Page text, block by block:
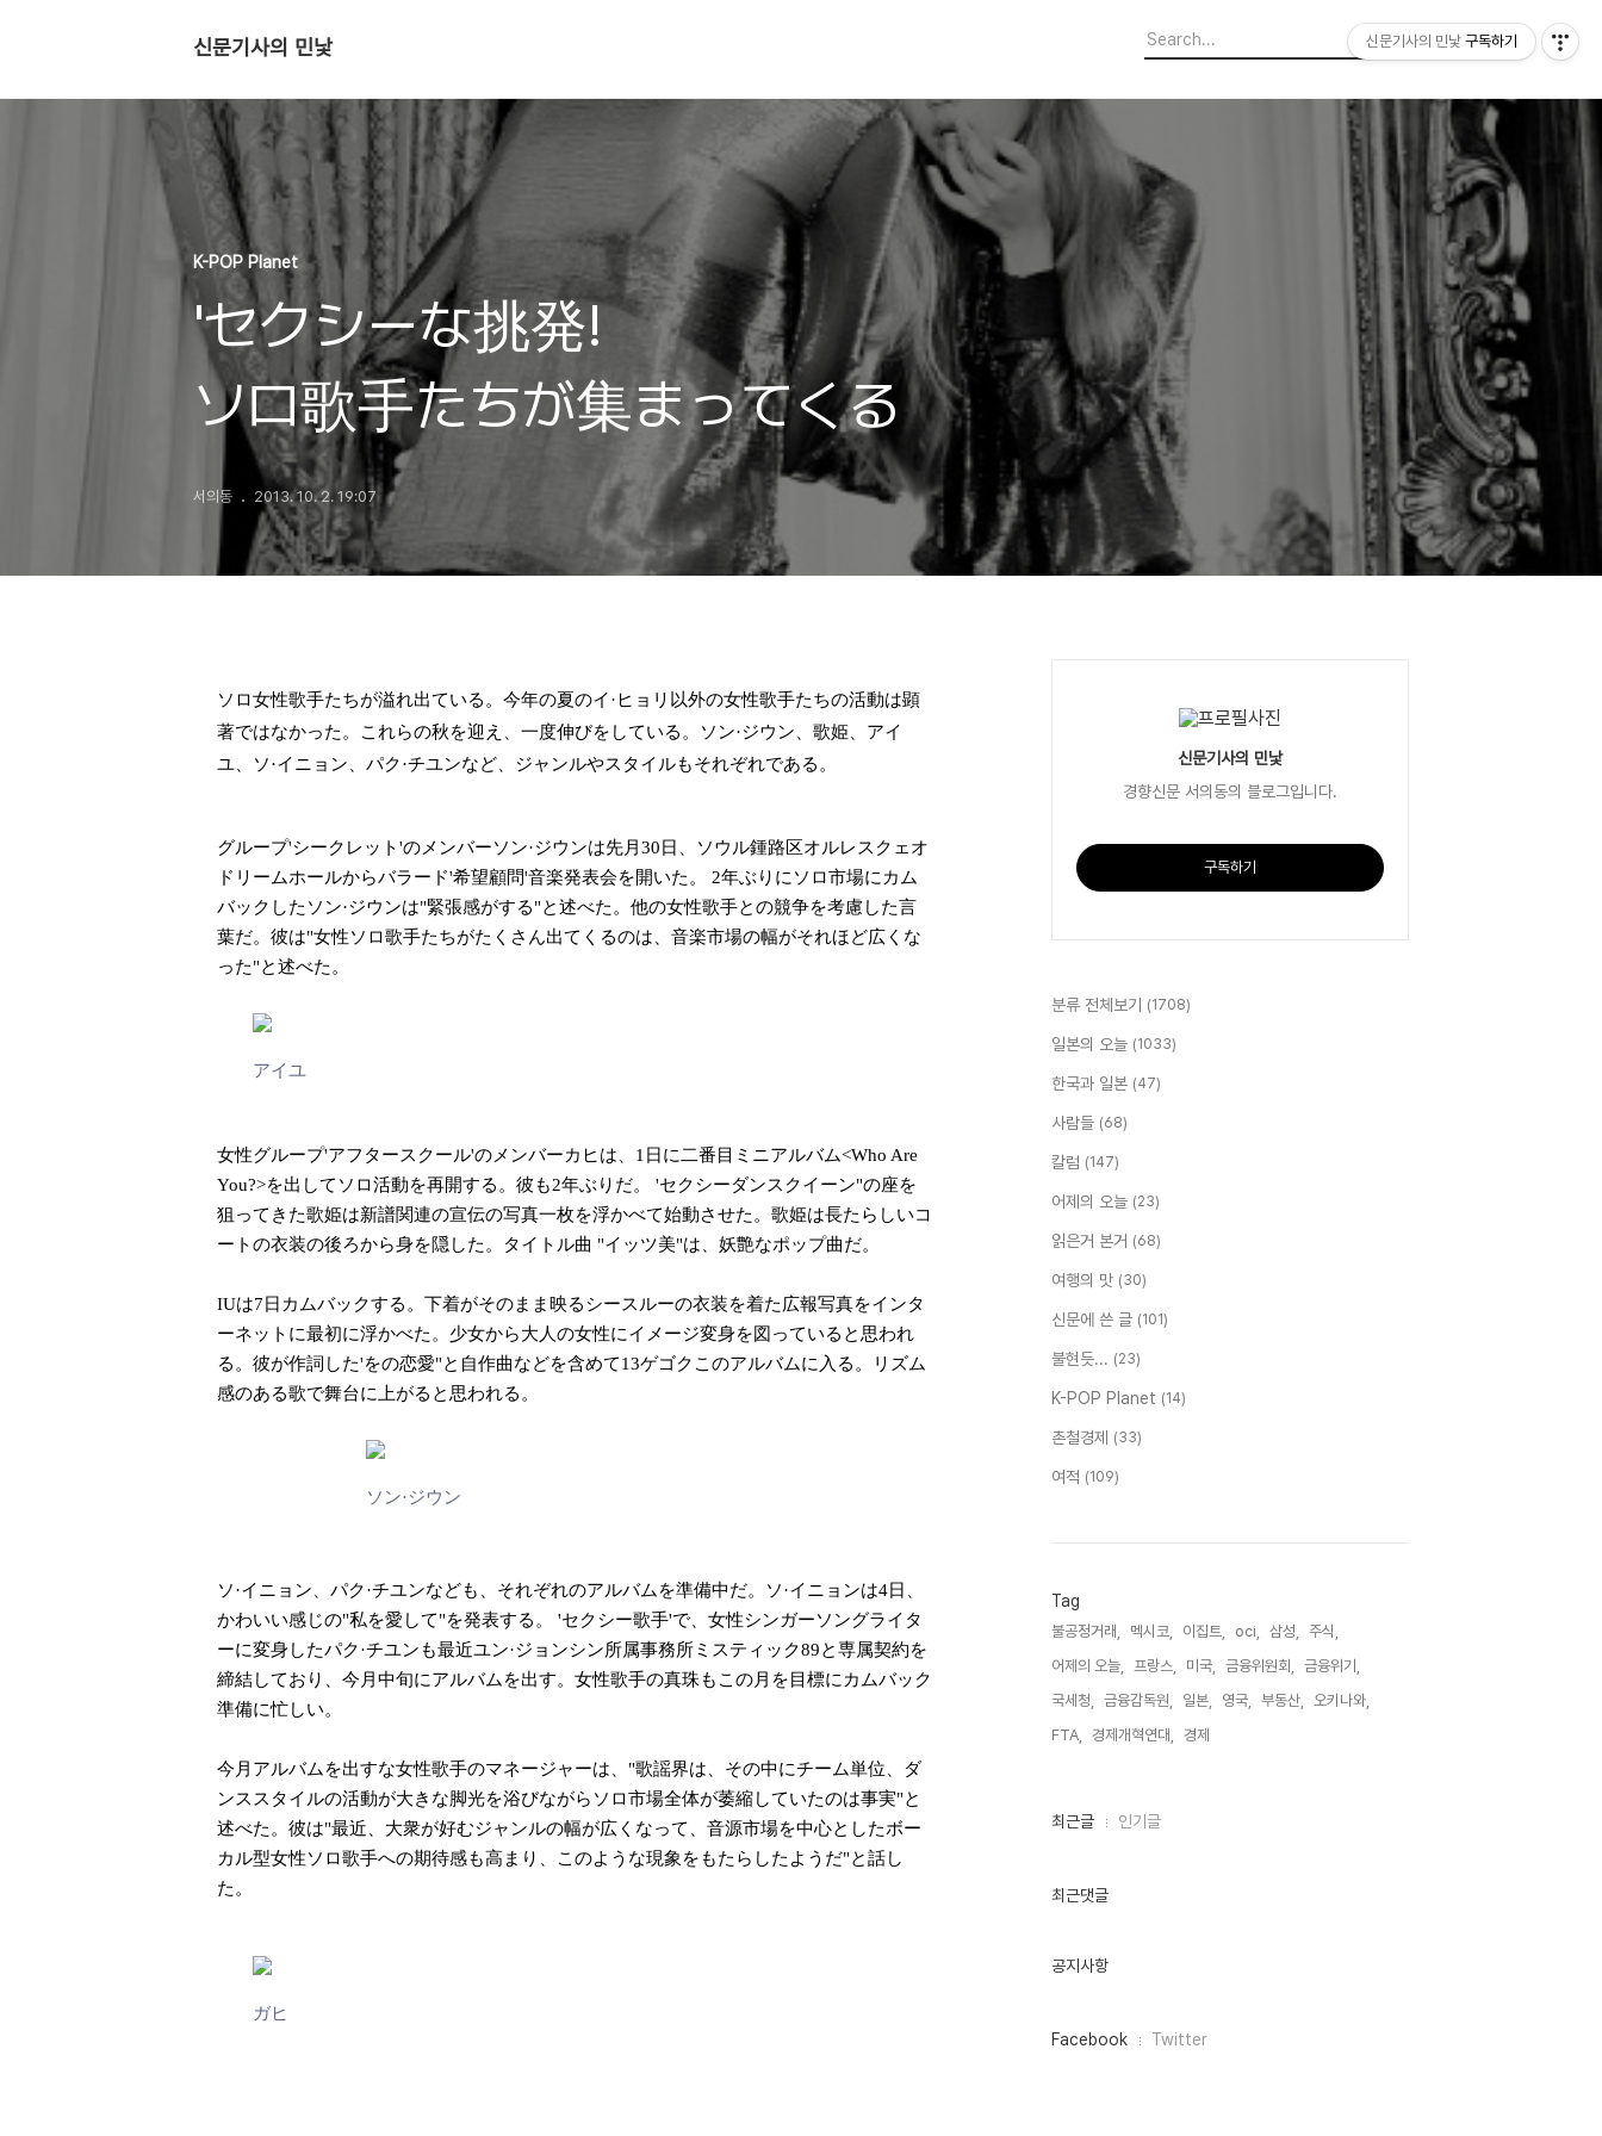
신문기사의 민낯
K-POP Planet
'セクシーな挑発!
ソロ歌手たちが集まってくる
서의동 2013. 10. 2. 19:07
ソロ女性歌手たちが溢れ出ている。今年の夏のイ·ヒョリ以外の女性歌手たちの活動は顕
著ではなかった。これらの秋を迎え、一度伸びをしている。ソン·ジウン、歌姫、アイ
ユ、ソ·イニョン、パク·チユンなど、ジャンルやスタイルもそれぞれである。
グループ'シークレット'のメンバーソン·ジウンは先月30日、ソウル鍾路区オルレスクェオ
ドリームホールからバラード'希望顧問'音楽発表会を開いた。 2年ぶりにソロ市場にカム
バックしたソン·ジウンは"緊張感がする"と述べた。他の女性歌手との競争を考慮した言
葉だ。彼は"女性ソロ歌手たちがたくさん出てくるのは、音楽市場の幅がそれほど広くな
った"と述べた。
アイユ
女性グループ'アフタースクール'のメンバーカヒは、1日に二番目ミニアルバム<Who Are
You?>を出してソロ活動を再開する。彼も2年ぶりだ。 'セクシーダンスクイーン"の座を
狙ってきた歌姫は新譜関連の宣伝の写真一枚を浮かべて始動させた。歌姫は長たらしいコ
ートの衣装の後ろから身を隠した。タイトル曲 "イッツ美"は、妖艶なポップ曲だ。
IUは7日カムバックする。下着がそのまま映るシースルーの衣装を着た広報写真をインタ
ーネットに最初に浮かべた。少女から大人の女性にイメージ変身を図っていると思われ
る。彼が作詞した'をの恋愛"と自作曲などを含めて13ゲゴクこのアルバムに入る。リズム
感のある歌で舞台に上がると思われる。
ソン·ジウン
ソ·イニョン、パク·チユンなども、それぞれのアルバムを準備中だ。ソ·イニョンは4日、
かわいい感じの"私を愛して"を発表する。 'セクシー歌手'で、女性シンガーソングライタ
ーに変身したパク·チユンも最近ユン·ジョンシン所属事務所ミスティック89と専属契約を
締結しており、今月中旬にアルバムを出す。女性歌手の真珠もこの月を目標にカムバック
準備に忙しい。
今月アルバムを出すな女性歌手のマネージャーは、"歌謡界は、その中にチーム単位、ダ
ンススタイルの活動が大きな脚光を浴びながらソロ市場全体が萎縮していたのは事実"と
述べた。彼は"最近、大衆が好むジャンルの幅が広くなって、音源市場を中心としたボー
カル型女性ソロ歌手への期待感も高まり、このような現象をもたらしたようだ"と話し
た。
ガヒ
신문기사의 민낯
경향신문 서의동의 블로그입니다.
구독하기
분류 전체보기 (1708)
일본의 오늘 (1033)
한국과 일본 (47)
사람들 (68)
칼럼 (147)
어제의 오늘 (23)
읽은거 본거 (68)
여행의 맛 (30)
신문에 쓴 글 (101)
불현듯... (23)
K-POP Planet (14)
촌철경제 (33)
여적 (109)
Tag
불공정거래, 멕시코, 이집트, oci, 삼성,
주식,
어제의 오늘,
프랑스, 미국, 금융위원회,
금융위기,
국세청,
금융감독원, 일본, 영국, 부동산,
오키나와,
FTA,
경제개혁연대, 경제,
최
인
최근글 인기글
최근댓글
공지사항
페
Facebook Twitter
신문기사의 민낯 구독하기